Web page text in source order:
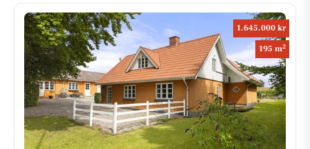
1.645.000 kr
195 m2